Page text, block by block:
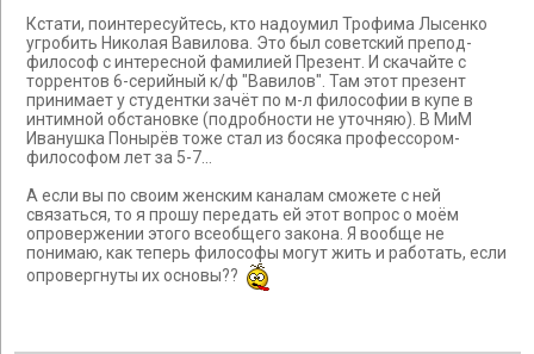
Кстати, поинтересуйтесь, кто надоумил Трофима Лысенко
угробить Николая Вавилова. Это был советский препод-
философ с интересной фамилией Презент. И скачайте с
торрентов 6-серийный к/ф "Вавилов". Там этот презент
принимает у студентки зачёт по м-л философии в купе в
интимной обстановке (подробности не уточняю). В МиМ
Иванушка Понырёв тоже стал из босяка профессором-
философом лет за 5-7...
А если вы по своим женским каналам сможете с ней
связаться, то я прошу передать ей этот вопрос о моём
опровержении этого всеобщего закона. Я вообще не
понимаю, как теперь философы могут жить и работать, если
опровергнуты их основы??